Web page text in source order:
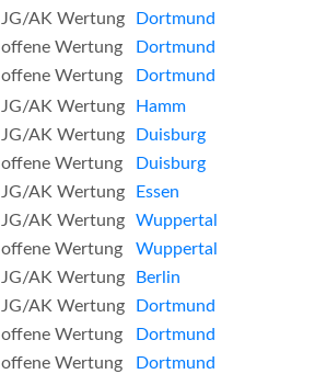
JG/AK Wertung Dortmund
offene Wertung Dortmund
offene Wertung Dortmund
JG/AK Wertung Hamm
JG/AK Wertung Duisburg
offene Wertung Duisburg
JG/AK Wertung Essen
JG/AK Wertung Wuppertal
offene Wertung Wuppertal
JG/AK Wertung Berlin
JG/AK Wertung Dortmund
offene Wertung Dortmund
offene Wertung Dortmund